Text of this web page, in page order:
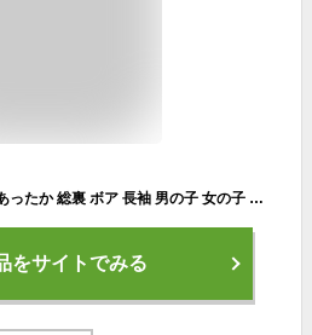
アウター キッズ ジャケット あったか 総裏 ボア 長袖 男の子 女の子 ジュニア 子供服 プチプラ ファッション 小学生 中学生 幼稚園 ガールズ 子供 服 おしゃれ かっこいい 流行 可愛い 春 秋 冬 裏起毛 暖かい 韓国子供服 チェック 110cm 120cm 130cm 140cm 150cm 160cm
をサイトでみる